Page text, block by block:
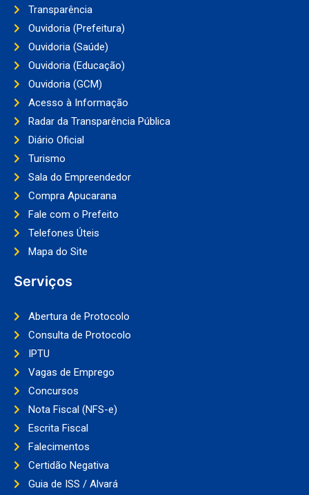
Transparência
Ouvidoria (Prefeitura)
Ouvidoria (Saúde)
Ouvidoria (Educação)
Ouvidoria (GCM)
Acesso à Informação
Radar da Transparência Pública
Diário Oficial
Turismo
Sala do Empreendedor
Compra Apucarana
Fale com o Prefeito
Telefones Úteis
Mapa do Site
Serviços
Abertura de Protocolo
Consulta de Protocolo
IPTU
Vagas de Emprego
Concursos
Nota Fiscal (NFS-e)
Escrita Fiscal
Falecimentos
Certidão Negativa
Guia de ISS / Alvará